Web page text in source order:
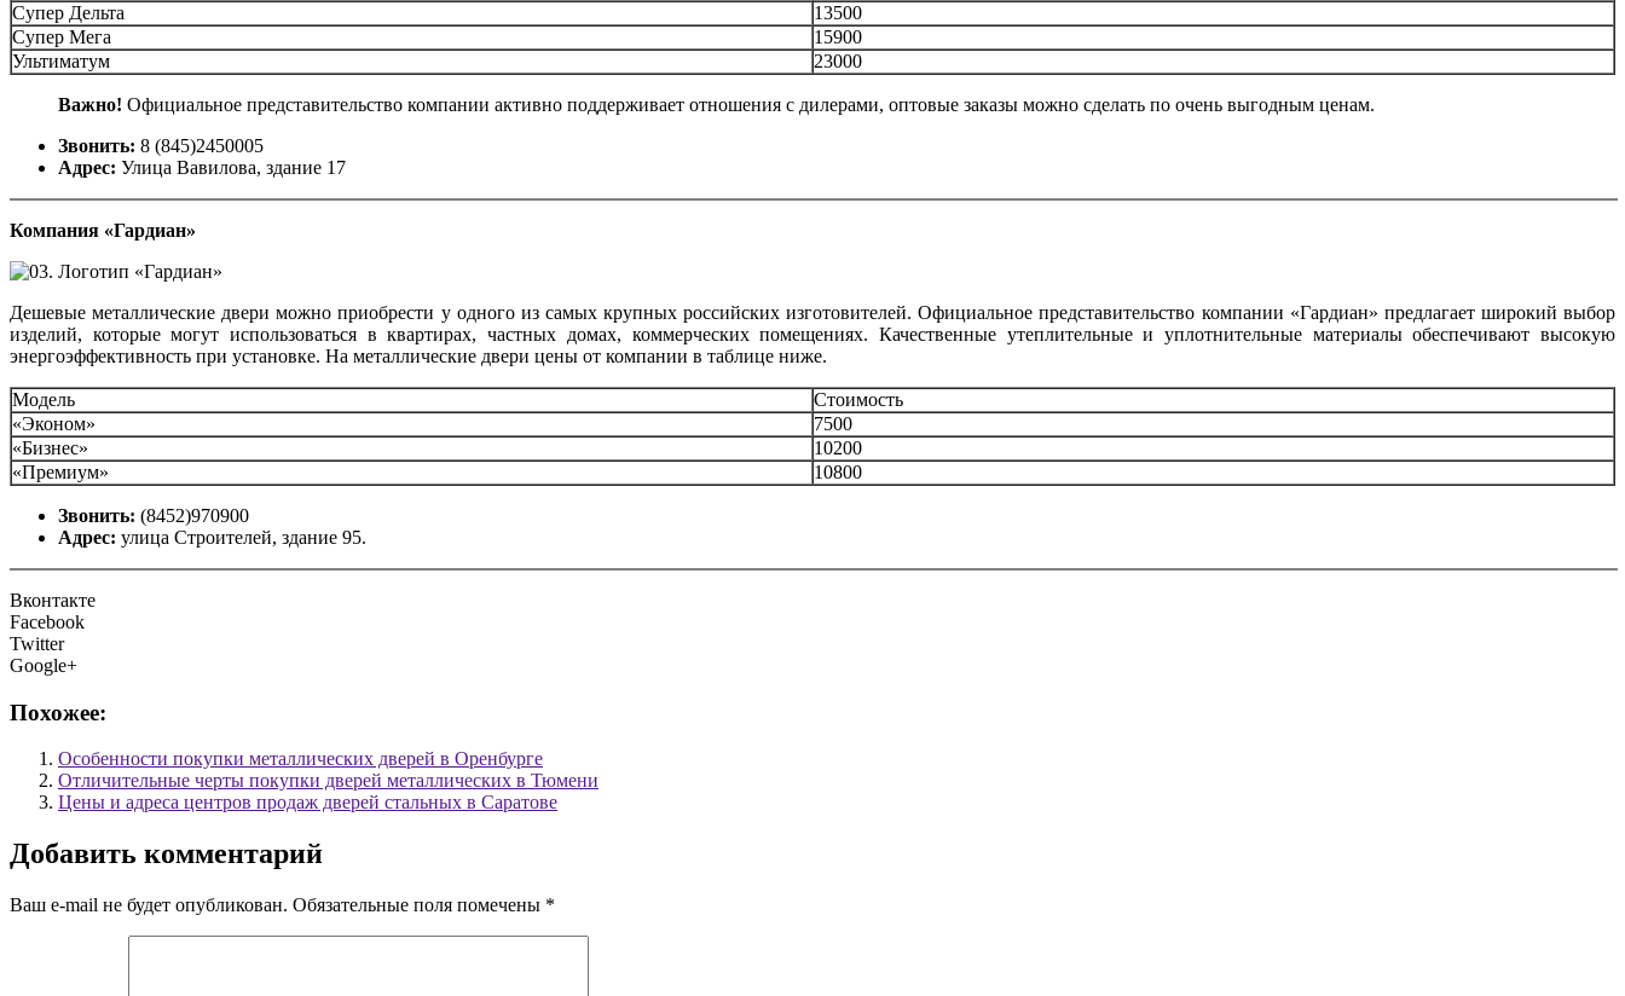
Супер Дельта
13500
Супер Мега
15900
Ультиматум
23000
Важно! Официальное представительство компании активно поддерживает отношения с дилерами, оптовые заказы можно сделать по очень выгодным ценам.
Звонить: 8 (845)2450005
Адрес: Улица Вавилова, здание 17
Компания «Гардиан»
Дешевые металлические двери можно приобрести у одного из самых крупных российских изготовителей. Официальное представительство компании «Гардиан» предлагает широкий выбор
изделий, которые могут использоваться в квартирах, частных домах, коммерческих помещениях. Качественные утеплительные и уплотнительные материалы обеспечивают высокую
энергоэффективность при установке. На металлические двери цены от компании в таблице ниже.
Модель
Стоимость
«Эконом»
7500
«Бизнес»
10200
«Премиум»
10800
Звонить: (8452)970900
Адрес: улица Строителей, здание 95.
Вконтакте
Facebook
Twitter
Google+
Похожее:
Особенности покупки металлических дверей в Оренбурге
Отличительные черты покупки дверей металлических в Тюмени
Цены и адреса центров продаж дверей стальных в Саратове
Добавить комментарий
Ваш e-mail не будет опубликован. Обязательные поля помечены *